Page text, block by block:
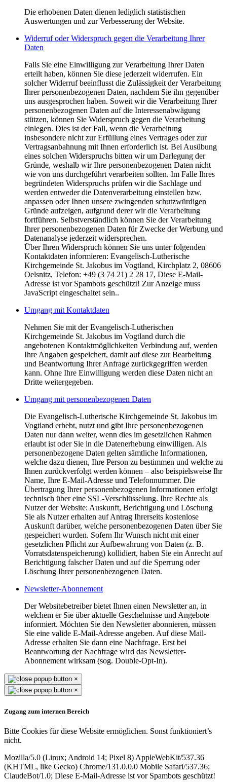
Die erhobenen Daten dienen lediglich statistischen
Auswertungen und zur Verbesserung der Website.
Widerruf oder Widerspruch gegen die Verarbeitung Ihrer
Daten
Falls Sie eine Einwilligung zur Verarbeitung Ihrer Daten
erteilt haben, können Sie diese jederzeit widerrufen. Ein
solcher Widerruf beeinflusst die Zulässigkeit der Verarbeitung
Ihrer personenbezogenen Daten, nachdem Sie ihn gegenüber
uns ausgesprochen haben. Soweit wir die Verarbeitung Ihrer
personenbezogenen Daten auf die Interessenabwägung
stützen, können Sie Widerspruch gegen die Verarbeitung
einlegen. Dies ist der Fall, wenn die Verarbeitung
insbesondere nicht zur Erfüllung eines Vertrages oder zur
Vertragsanbahnung mit Ihnen erforderlich ist. Bei Ausübung
eines solchen Widerspruchs bitten wir um Darlegung der
Gründe, weshalb wir Ihre personenbezogenen Daten nicht
wie von uns durchgeführt verarbeiten sollten. Im Falle Ihres
begründeten Widerspruchs prüfen wir die Sachlage und
werden entweder die Datenverarbeitung einstellen bzw.
anpassen oder Ihnen unsere zwingenden schutzwürdigen
Gründe aufzeigen, aufgrund derer wir die Verarbeitung
fortführen. Selbstverständlich können Sie der Verarbeitung
Ihrer personenbezogenen Daten für Zwecke der Werbung und
Datenanalyse jederzeit widersprechen.
Über Ihren Widerspruch können Sie uns unter folgenden
Kontaktdaten informieren: Evangelisch-Lutherische
Kirchgemeinde St. Jakobus im Vogtland, Kirchplatz 2, 08606
Oelsnitz, Telefon: +49 (3 74 21) 2 28 17, Diese E-Mail-
Adresse ist vor Spambots geschützt! Zur Anzeige muss
JavaScript eingeschaltet sein..
Umgang mit Kontaktdaten
Nehmen Sie mit der Evangelisch-Lutherischen
Kirchgemeinde St. Jakobus im Vogtland durch die
angebotenen Kontaktmöglichkeiten Verbindung auf, werden
Ihre Angaben gespeichert, damit auf diese zur Bearbeitung
und Beantwortung Ihrer Anfrage zurückgegriffen werden
kann. Ohne Ihre Einwilligung werden diese Daten nicht an
Dritte weitergegeben.
Umgang mit personenbezogenen Daten
Die Evangelisch-Lutherische Kirchgemeinde St. Jakobus im
Vogtland erhebt, nutzt und gibt Ihre personenbezogenen
Daten nur dann weiter, wenn dies im gesetzlichen Rahmen
erlaubt ist oder Sie in die Datenerhebung einwilligen. Als
personenbezogene Daten gelten sämtliche Informationen,
welche dazu dienen, Ihre Person zu bestimmen und welche zu
Ihnen zurückverfolgt werden können – also beispielsweise Ihr
Name, Ihre E-Mail-Adresse und Telefonnummer. Die
Übertragung Ihrer personenbezogenen Informationen erfolgt
technisch über eine SSL-Verschlüsselung. Ihre Rechte als
Nutzer der Website: Auskunft, Berichtigung und Löschung
Sie als Nutzer erhalten auf Antrag Ihrerseits kostenlose
Auskunft darüber, welche personenbezogenen Daten über Sie
gespeichert wurden. Sofern Ihr Wunsch nicht mit einer
gesetzlichen Pflicht zur Aufbewahrung von Daten (z. B.
Vorratsdatenspeicherung) kollidiert, haben Sie ein Anrecht auf
Berichtigung falscher Daten und auf die Sperrung oder
Löschung Ihrer personenbezogenen Daten.
Newsletter-Abonnement
Der Websitebetreiber bietet Ihnen einen Newsletter an, in
welchem er Sie über aktuelle Geschehnisse und Angebote
informiert. Möchten Sie den Newsletter abonnieren, müssen
Sie eine valide E-Mail-Adresse angeben. Auf diese Mail-
Adresse erhalten Sie dann eine Nachfrage. Erst bei
Beantwortung der Nachfrage wird das Newsletter-
Abonnement wirksam (sog. Double-Opt-In).
×
×
Zugang zum internen Bereich
Bitte Cookies für diese Website ermöglichen. Sonst funktioniert’s
nicht.
Mozilla/5.0 (Linux; Android 14; Pixel 8) AppleWebKit/537.36
(KHTML, like Gecko) Chrome/131.0.0.0 Mobile Safari/537.36;
ClaudeBot/1.0; Diese E-Mail-Adresse ist vor Spambots geschützt!